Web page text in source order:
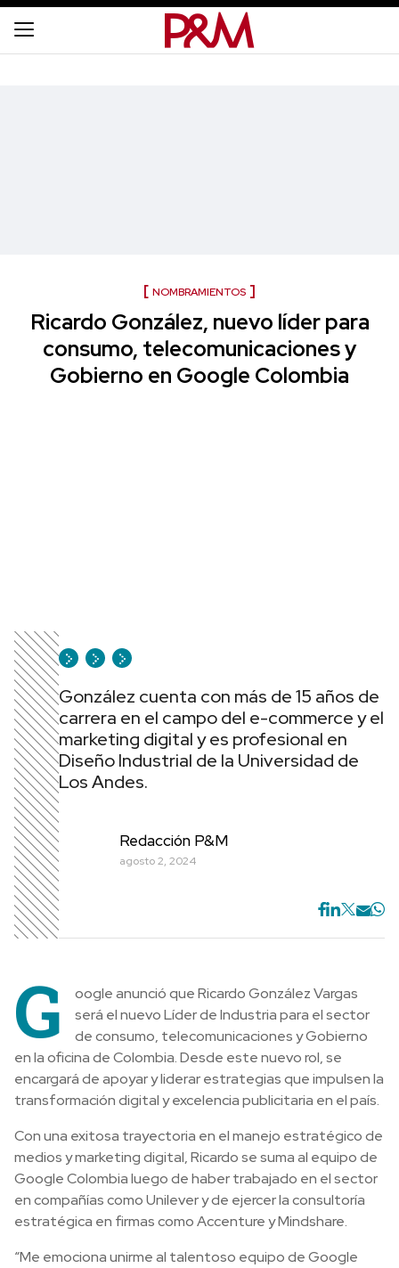
NOMBRAMIENTOS
Ricardo González, nuevo líder para
consumo, telecomunicaciones y
Gobierno en Google Colombia
González cuenta con más de 15 años de
carrera en el campo del e-commerce y el
marketing digital y es profesional en
Diseño Industrial de la Universidad de
Los Andes.
Redacción P&M
agosto 2, 2024
G
oogle anunció que Ricardo González Vargas
será el nuevo Líder de Industria para el sector
de consumo, telecomunicaciones y Gobierno
en la oficina de Colombia. Desde este nuevo rol, se
encargará de apoyar y liderar estrategias que impulsen la
transformación digital y excelencia publicitaria en el país.
Con una exitosa trayectoria en el manejo estratégico de
medios y marketing digital, Ricardo se suma al equipo de
Google Colombia luego de haber trabajado en el sector
en compañías como Unilever y de ejercer la consultoría
estratégica en firmas como Accenture y Mindshare.
“Me emociona unirme al talentoso equipo de Google